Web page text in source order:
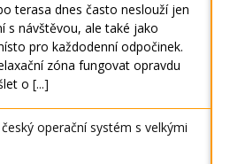
terasa dnes často neslouží jen
s návštěvou, ale také jako
pro každodenní odpočinek.
zóna fungovat opravdu
o [...]
operační systém s velkými